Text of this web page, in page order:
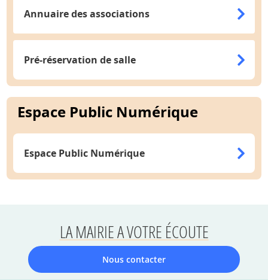
Annuaire des associations
Pré-réservation de salle
Espace Public Numérique
Espace Public Numérique
LA MAIRIE A VOTRE ÉCOUTE
Nous contacter